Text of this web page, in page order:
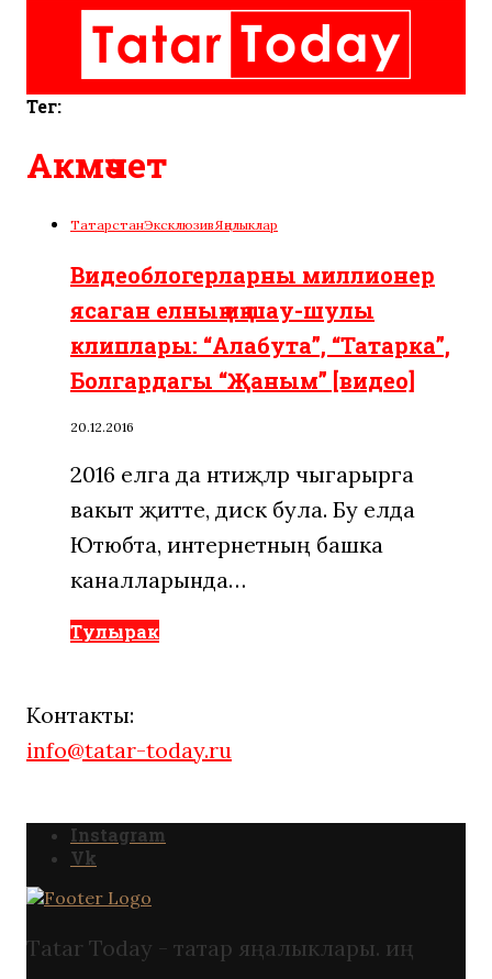
Тег:
Акмәчет
ТатарстанЭксклюзивЯңалыклар
Видеоблогерларны миллионер
ясаган елның иң шау-шулы
клиплары: “Алабута”, “Татарка”,
Болгардагы “Җаным” [видео]
20.12.2016
2016 елга да нәтиҗәләр чыгарырга
вакыт җитте, дисәк була. Бу елда
Ютюбта, интернетның башка
каналларында…
Тулырак
Контакты:
info@tatar-today.ru
Instagram
Vk
Tatar Today - татар яңалыклары. иң